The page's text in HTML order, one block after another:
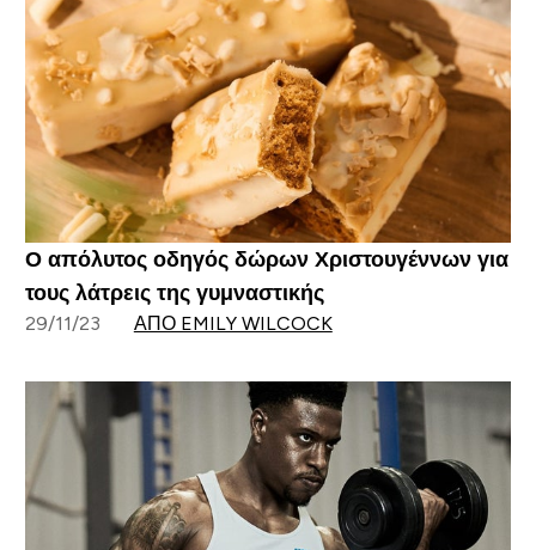
Ο απόλυτος οδηγός δώρων Χριστουγέννων για
τους λάτρεις της γυμναστικής
29/11/23 ΑΠΌ EMILY WILCOCK